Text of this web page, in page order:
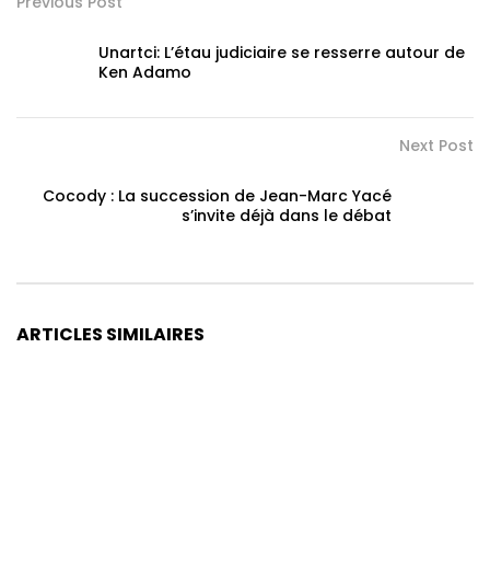
Unartci: L’étau judiciaire se resserre autour de
Ken Adamo
Next Post
Cocody : La succession de Jean-Marc Yacé
s’invite déjà dans le débat
ARTICLES SIMILAIRES